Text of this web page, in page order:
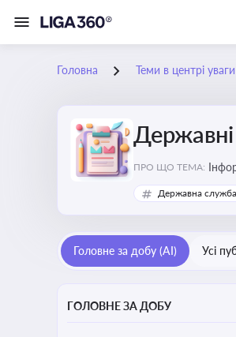
Головна Теми в центрі уваги
ПРО ЩО ТЕМА:
Державна служба
Головне за добу (AI) Усі
ГОЛОВНЕ ЗА ДОБУ